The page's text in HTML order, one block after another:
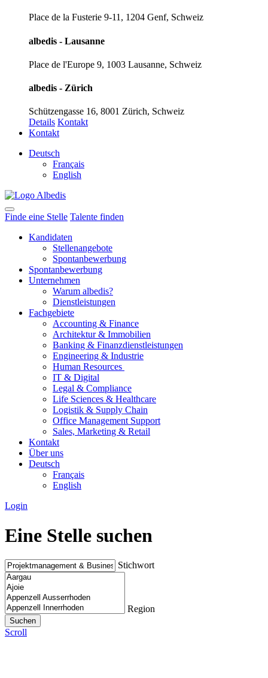
Place de la Fusterie 9-11, 1204 Genf, Schweiz
albedis - Lausanne
Place de l'Europe 9, 1003 Lausanne, Schweiz
albedis - Zürich
Schützengasse 16, 8001 Zürich, Schweiz
Details Kontakt
Kontakt
Deutsch
Français
English
Finde eine Stelle Talente finden
Kandidaten
Stellenangebote
Spontanbewerbung
Spontanbewerbung
Unternehmen
Warum albedis?
Dienstleistungen
Fachgebiete
Accounting & Finance
Architektur & Immobilien
Banking & Finanzdienstleistungen
Engineering & Industrie
Human Resources
IT & Digital
Legal & Compliance
Life Sciences & Healthcare
Logistik & Supply Chain
Office Management Support
Sales, Marketing & Retail
Kontakt
Über uns
Deutsch
Français
English
Login
Eine Stelle suchen
Stichwort
Region
Scroll